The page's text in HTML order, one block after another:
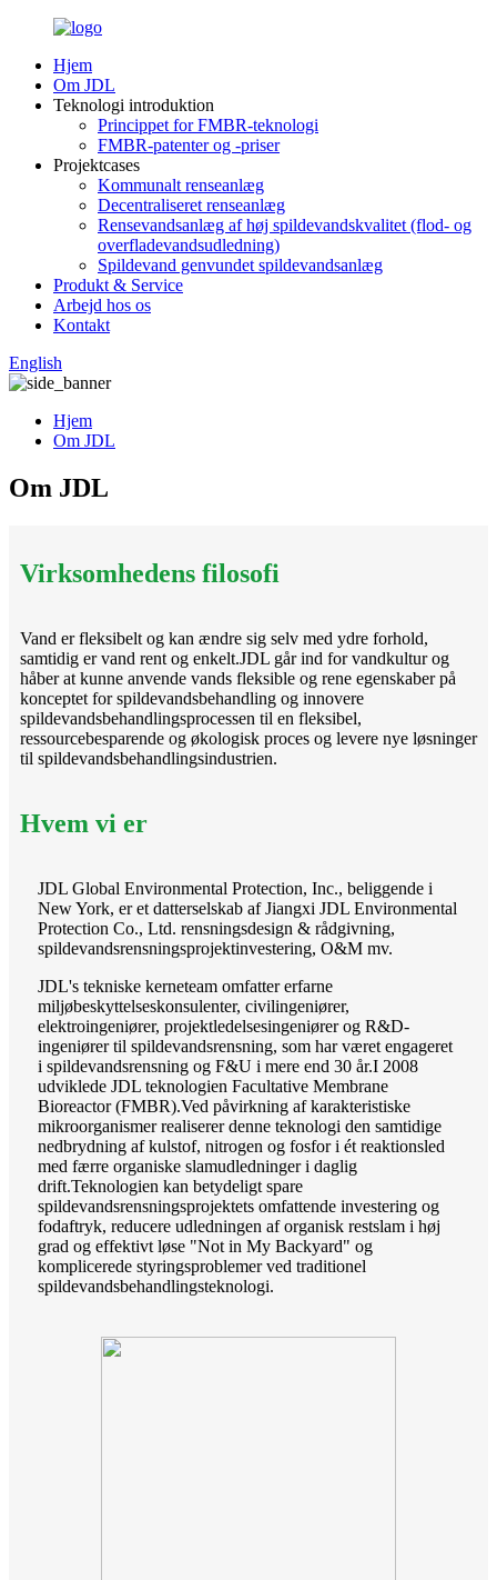
Hjem
Om JDL
Teknologi introduktion
Princippet for FMBR-teknologi
FMBR-patenter og -priser
Projektcases
Kommunalt renseanlæg
Decentraliseret renseanlæg
Rensevandsanlæg af høj spildevandskvalitet (flod- og
overfladevandsudledning)
Spildevand genvundet spildevandsanlæg
Produkt & Service
Arbejd hos os
Kontakt
English
Hjem
Om JDL
Om JDL
Virksomhedens filosofi
Vand er fleksibelt og kan ændre sig selv med ydre forhold,
samtidig er vand rent og enkelt.JDL går ind for vandkultur og
håber at kunne anvende vands fleksible og rene egenskaber på
konceptet for spildevandsbehandling og innovere
spildevandsbehandlingsprocessen til en fleksibel,
ressourcebesparende og økologisk proces og levere nye løsninger
til spildevandsbehandlingsindustrien.
Hvem vi er
JDL Global Environmental Protection, Inc., beliggende i
New York, er et datterselskab af Jiangxi JDL Environmental
Protection Co., Ltd. rensningsdesign & rådgivning,
spildevandsrensningsprojektinvestering, O&M mv.
JDL's tekniske kerneteam omfatter erfarne
miljøbeskyttelseskonsulenter, civilingeniører,
elektroingeniører, projektledelsesingeniører og R&D-
ingeniører til spildevandsrensning, som har været engageret
i spildevandsrensning og F&U i mere end 30 år.I 2008
udviklede JDL teknologien Facultative Membrane
Bioreactor (FMBR).Ved påvirkning af karakteristiske
mikroorganismer realiserer denne teknologi den samtidige
nedbrydning af kulstof, nitrogen og fosfor i ét reaktionsled
med færre organiske slamudledninger i daglig
drift.Teknologien kan betydeligt spare
spildevandsrensningsprojektets omfattende investering og
fodaftryk, reducere udledningen af ​​organisk restslam i høj
grad og effektivt løse "Not in My Backyard" og
komplicerede styringsproblemer ved traditionel
spildevandsbehandlingsteknologi.